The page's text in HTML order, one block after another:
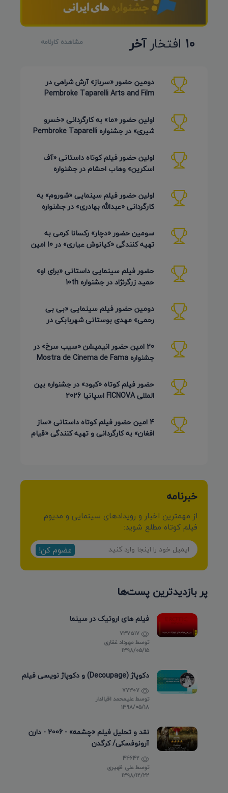
10 افتخارآخر مشاهده کارنامه
دومین حضور «سرباز» آرش شراهی در
Pembroke Taparelli Arts and Film
اولین حضور «ما» به کارگردانی «خسرو
شیری» در جشنواره Pembroke Taparelli
اولین حضور فیلم کوتاه داستانی «آف
اسکرین» وهاب احشام در جشنواره
اولین حضور فیلم سینمایی «شوروم» به
کارگردانی «عبدالله بهادری» در جشنواره
سومین حضور «دچار» رکسانا کرمی به
تهیه کنندگی «کیانوش عیاری» در 10 امین
حضور فیلم سینمایی داستانی «برای او»
حمید زرگرنژاد در جشنواره 10th
دومین حضور فیلم سینمایی «بی بی
رحمی» مهدی بوستانی شهربابکی در
20 امین حضور انیمیشن «سیب سرخ» در
جشنواره Mostra de Cinema de Fama
حضور فیلم کوتاه «کبود» در جشنواره بین
المللی FICNOVA اسپانیا 2026
4 امین حضور فیلم کوتاه داستانی «ساز
افغان» به کارگردانی و تهیه کنندگی «قیام
خبرنامه
از مهمترین اخبار و رویدادهای سینمایی و مدیوم
فیلم کوتاه مطلع شوید:
عضوم کن!
پر بازدیدترین پست‌ها
فیلم های اروتیک در سینما
توسط مهرداد غفاری
۱۳۹۸/۰۵/۱۵
دکوپاژ (Decoupage) و دکوپاژ نویسی فیلم
توسطعلیمحمد اقبالدار
۱۳۹۸/۰۵/۱۸
نقد و تحلیل فیلم «چشمه» - 2006 - دارن
آرونوفسکی/ کرگدن
توسطعلی ظهیری
۱۳۹۸/۱۲/۲۲